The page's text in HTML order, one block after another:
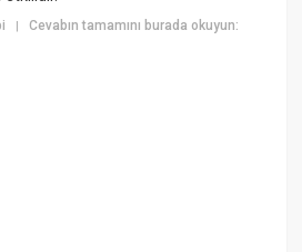
|Cevabın tamamını burada okuyun: